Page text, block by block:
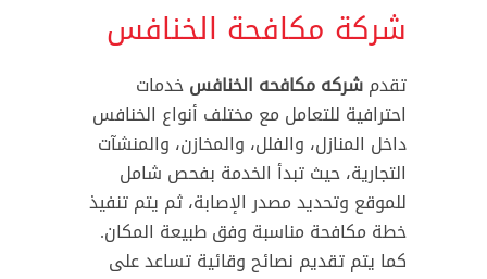
شركة مكافحة الخنافس
تقدمشركه مكافحه الخنافسخدمات
احترافية للتعامل مع مختلف أنواع الخنافس
داخل المنازل، والفلل، والمخازن، والمنشآت
التجارية، حيث تبدأ الخدمة بفحص شامل
للموقع وتحديد مصدر الإصابة، ثم يتم تنفيذ
خطة مكافحة مناسبة وفق طبيعة المكان.
كما يتم تقديم نصائح وقائية تساعد على